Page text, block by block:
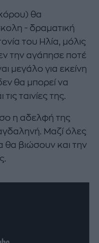
θα
- δραματική
του Ηλία, μόλις
την αγάπησε ποτέ
μεγάλο για εκείνη
θα μπορεί να
ταινίες της.
η αδελφή της
Μαζί όλες
θα βιώσουν και την